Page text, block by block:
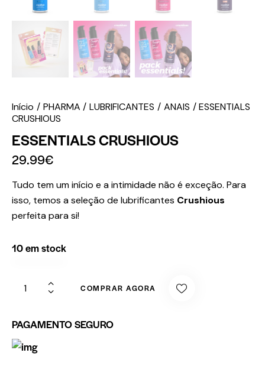
Início PHARMA LUBRIFICANTES ANAIS
ESSENTIALS
CRUSHIOUS
ESSENTIALS CRUSHIOUS
29.99€
Tudo tem um início e a intimidade não é exceção. Para
isso, temos a seleção de lubrificantes Crushious
perfeita para si!
10 em stock
COMPRAR AGORA
PAGAMENTO SEGURO